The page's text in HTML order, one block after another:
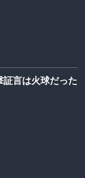
証言は火球だった